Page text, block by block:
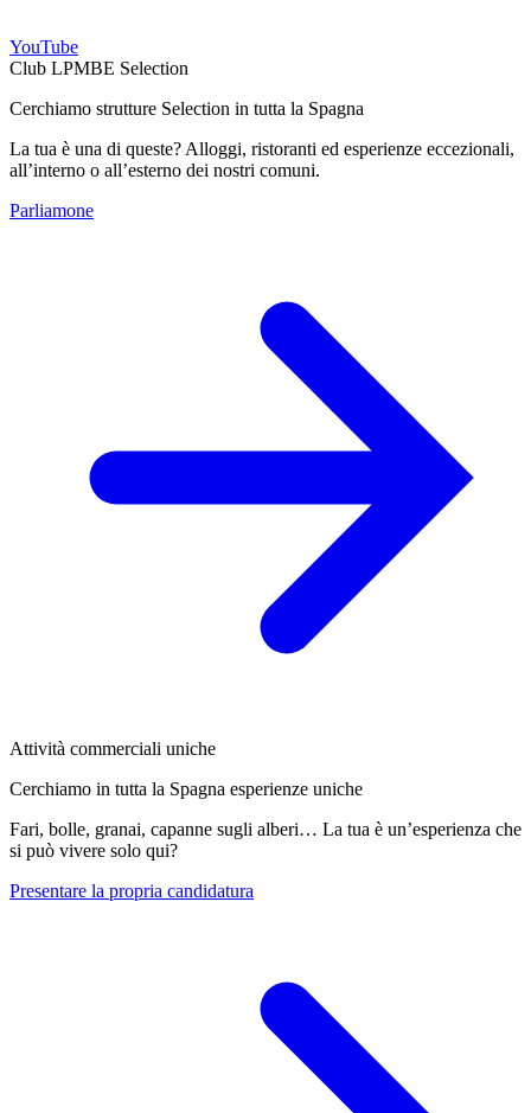
YouTube
Club LPMBE Selection
Cerchiamo strutture Selection in tutta la Spagna
La tua è una di queste? Alloggi, ristoranti ed esperienze eccezionali,
all’interno o all’esterno dei nostri comuni.
Parliamone
Attività commerciali uniche
Cerchiamo in tutta la Spagna esperienze uniche
Fari, bolle, granai, capanne sugli alberi… La tua è un’esperienza che
si può vivere solo qui?
Presentare la propria candidatura